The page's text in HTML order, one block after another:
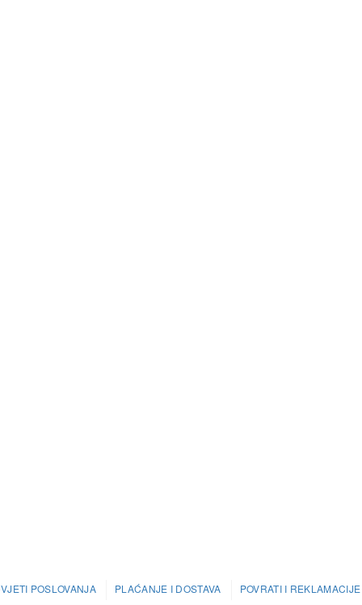
POSLOVANJA PLAĆANJE I DOSTAVA POVRATI I REKLAMACIJE